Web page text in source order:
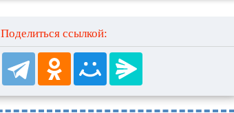
Поделиться ссылкой: